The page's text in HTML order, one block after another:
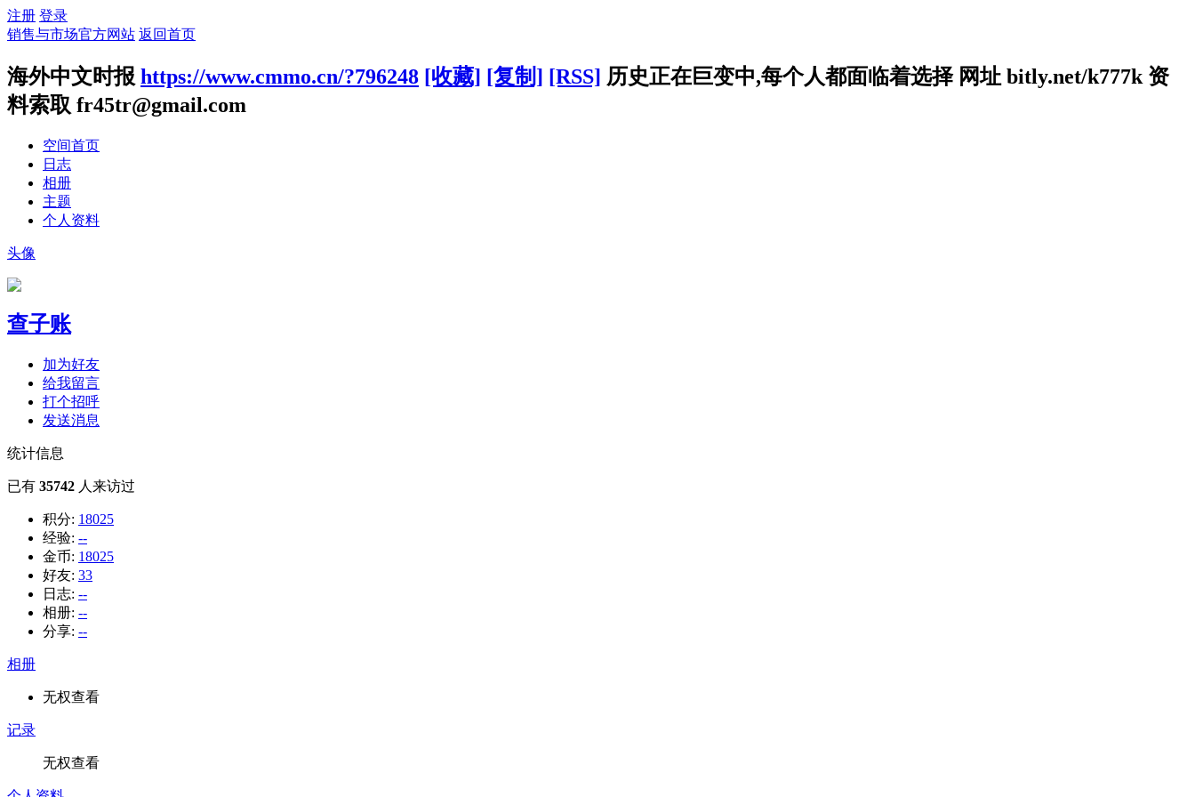
注册 登录
销售与市场官方网站 返回首页
海外中文时报 https://www.cmmo.cn/?796248 [收藏] [复制] [RSS] 历史正在巨变中,每个人都面临着选择 网址 bitly.net/k777k 资
料索取 fr45tr@gmail.com
空间首页
日志
相册
主题
个人资料
头像
查子账
加为好友
给我留言
打个招呼
发送消息
统计信息
已有 35742 人来访过
积分: 18025
经验: --
金币: 18025
好友: 33
日志: --
相册: --
分享: --
相册
无权查看
记录
无权查看